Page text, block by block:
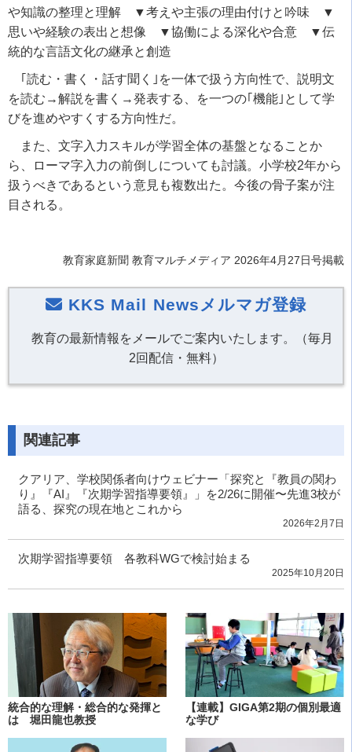
や知識の整理と理解 ▼考えや主張の理由付けと吟味 ▼
思いや経験の表出と想像 ▼協働による深化や合意 ▼伝
統的な言語文化の継承と創造
｢読む・書く・話す聞く｣を一体で扱う方向性で、説明文
を読む→解説を書く→発表する、を一つの｢機能｣として学
びを進めやすくする方向性だ。
また、文字入力スキルが学習全体の基盤となることか
ら、ローマ字入力の前倒しについても討議。小学校2年から
扱うべきであるという意見も複数出た。今後の骨子案が注
目される。
教育家庭新聞 教育マルチメディア 2026年4月27日号掲載
KKS Mail Newsメルマガ登録
教育の最新情報をメールでご案内いたします。（毎月
2回配信・無料）
関連記事
クアリア、学校関係者向けウェビナー「探究と『教員の関わ
り』『AI』『次期学習指導要領』」を2/26に開催〜先進3校が
語る、探究の現在地とこれから
2026年2月7日
次期学習指導要領 各教科WGで検討始まる
2025年10月20日
統合的な理解・総合的な発揮と
は 堀田龍也教授
【連載】GIGA第2期の個別最適
な学び